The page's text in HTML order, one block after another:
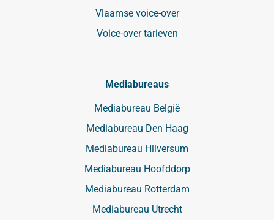
Vlaamse voice-over
Voice-over tarieven
Mediabureaus
Mediabureau België
Mediabureau Den Haag
Mediabureau Hilversum
Mediabureau Hoofddorp
Mediabureau Rotterdam
Mediabureau Utrecht